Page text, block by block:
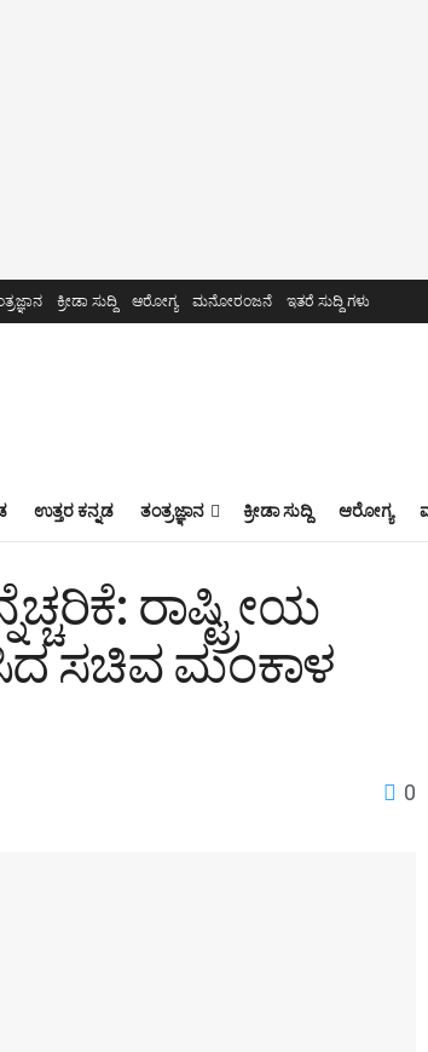
ಕ್ರೀಡಾ ಸುದ್ದಿ ಆರೋಗ್ಯ ಮನೋರಂಜನೆ ಇತರೆ ಸುದ್ದಿ ಗಳು
ಉತ್ತರ ಕನ್ನಡ ತಂತ್ರಜ್ಞಾನ ಕ್ರೀಡಾ ಸುದ್ದಿ ಆರೋಗ್ಯ
ರಾಷ್ಟ್ರೀಯ
ಸಚಿವ ಮಂಕಾಳ
0